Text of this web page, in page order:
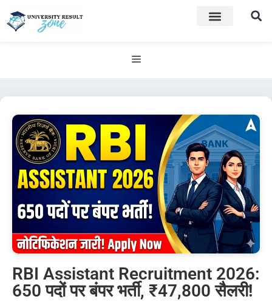
RBI Assistant Recruitment 2026:
650 पदों पर बंपर भर्ती, ₹47,800 सैलरी!